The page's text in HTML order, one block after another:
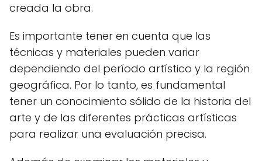
creada la obra.
Es importante tener en cuenta que las
técnicas y materiales pueden variar
dependiendo del período artístico y la región
geográfica. Por lo tanto, es fundamental
tener un conocimiento sólido de la historia del
arte y de las diferentes prácticas artísticas
para realizar una evaluación precisa.